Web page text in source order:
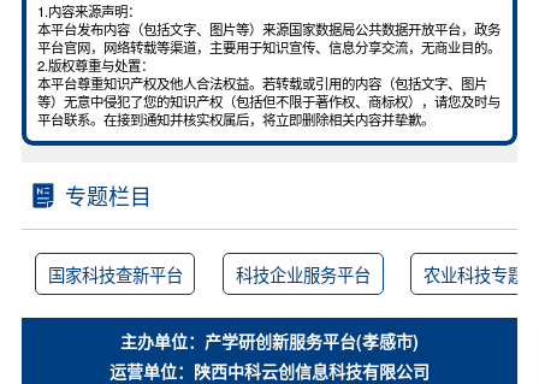
1.内容来源声明：
本平台发布内容（包括文字、图片等）来源国家数据局公共数据开放平台，政务
平台官网，网络转载等渠道，主要用于知识宣传、信息分享交流，无商业目的。
2.版权尊重与处置：
本平台尊重知识产权及他人合法权益。若转载或引用的内容（包括文字、图片
等）无意中侵犯了您的知识产权（包括但不限于著作权、商标权），请您及时与
平台联系。在接到通知并核实权属后，将立即删除相关内容并挚歉。
专题栏目
国家科技查新平台 科技企业服务平台 农业科技专题
主办单位：产学研创新服务平台(孝感市)
运营单位：陕西中科云创信息科技有限公司